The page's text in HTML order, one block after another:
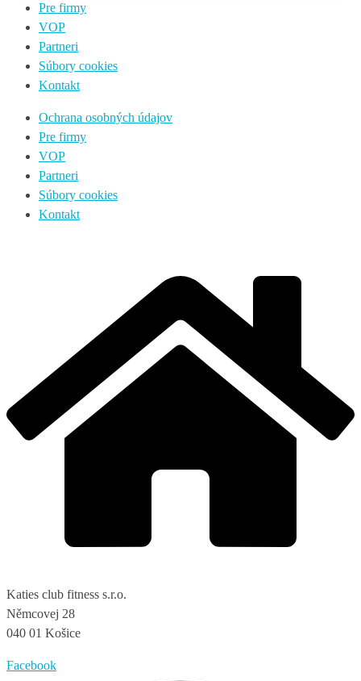
Pre firmy
VOP
Partneri
Súbory cookies
Kontakt
Ochrana osobných údajov
Pre firmy
VOP
Partneri
Súbory cookies
Kontakt
Katies club fitness s.r.o.
Němcovej 28
040 01 Košice
Facebook